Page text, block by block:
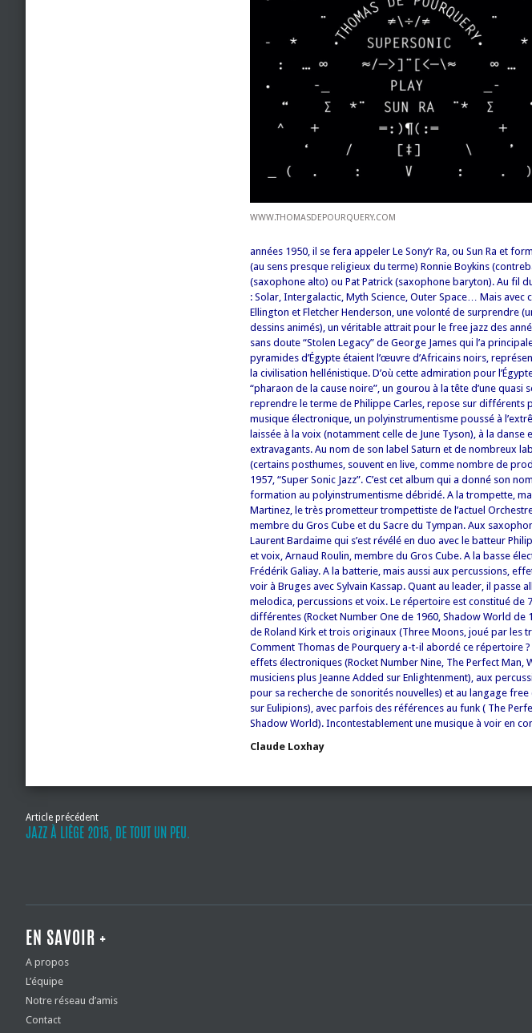
WWW.THOMASDEPOURQUERY.COM
années 1950, il se fera appeler Le Sony’r Ra, ou Sun Ra et
(au sens presque religieux du terme) Ronnie Boykins
(saxophone alto) ou Pat Patrick (saxophone baryton). Au fil
: Solar, Intergalactic, Myth Science, Outer Space… Mais avec
Ellington et Fletcher Henderson, une volonté de surprendre
dessins animés), un véritable attrait pour le free jazz des
sans doute “Stolen Legacy” de George James qui l’a
pyramides d’Égypte étaient l’œuvre d’Africains noirs,
la civilisation hellénistique. D’où cette admiration pour
“pharaon de la cause noire”, un gourou à la tête d’une quasi
reprendre le terme de Philippe Carles, repose sur différents
musique électronique, un polyinstrumentisme poussé à
laissée à la voix (notamment celle de June Tyson), à la
extravagants. Au nom de son label Saturn et de nombreux
(certains posthumes, souvent en live, comme nombre de
1957, “Super Sonic Jazz”. C’est cet album qui a donné son
formation au polyinstrumentisme débridé. A la trompette,
Martinez, le très prometteur trompettiste de l’actuel
membre du Gros Cube et du Sacre du Tympan. Aux
Laurent Bardaime qui s’est révélé en duo avec le batteur
et voix, Arnaud Roulin, membre du Gros Cube. A la basse
Frédérik Galiay. A la batterie, mais aussi aux percussions,
voir à Bruges avec Sylvain Kassap. Quant au leader, il
melodica, percussions et voix. Le répertoire est constitué de
différentes (Rocket Number One de 1960, Shadow World de
de Roland Kirk et trois originaux (Three Moons, joué par les
Comment Thomas de Pourquery a-t-il abordé ce répertoire
effets électroniques (Rocket Number Nine, The Perfect Man,
musiciens plus Jeanne Added sur Enlightenment), aux
pour sa recherche de sonorités nouvelles) et au langage
sur Eulipions), avec parfois des références au funk ( The
Shadow World). Incontestablement une musique à voir en
Claude Loxhay
Article précédent
JAZZ À LIÈGE 2015, DE TOUT UN PEU.
EN SAVOIR +
A propos
L’équipe
Notre réseau d’amis
Contact